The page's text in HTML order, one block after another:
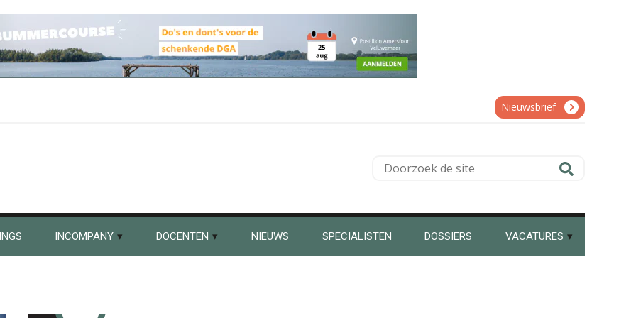
Nieuwsbrief
Doorzoek
INCOMPANY DOCENTEN NIEUWS SPECIALISTEN DOSSIERS VACATURES
Rohalt Janssens